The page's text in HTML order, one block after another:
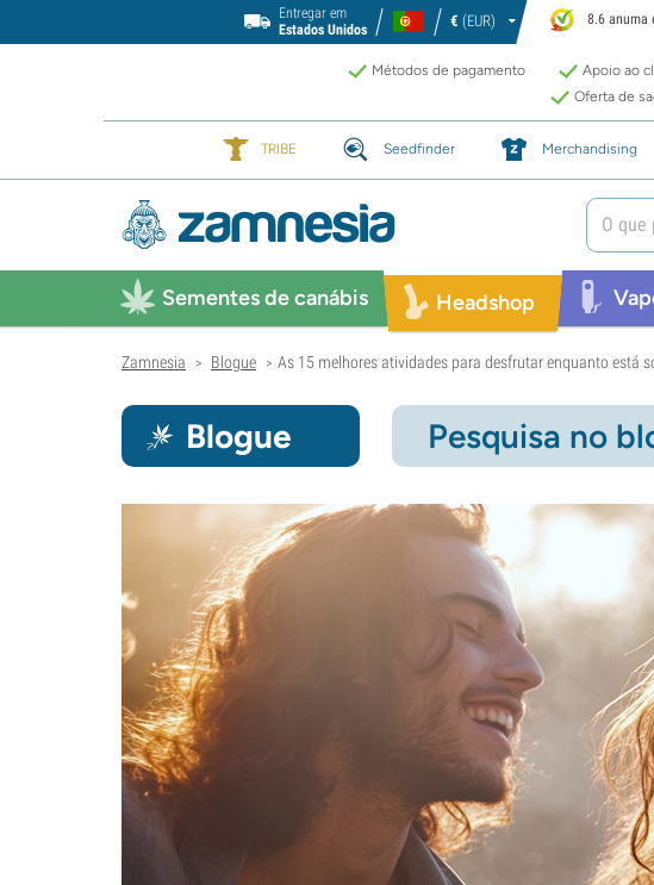
Entregar em
Estados Unidos
€ (EUR) 8.6 anuma
Métodos de pagamento Apoio ao
Oferta de
TRIBE Seedfinder Merchandising
Sementes de canábis Headshop
Zamnesia > Blogue > As 15 melhores atividades para desfrutar enquanto está
Blogue Pesquisa no